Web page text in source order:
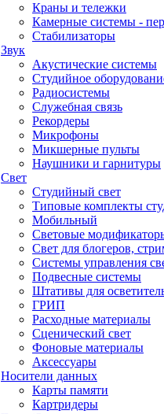
Краны и тележки
Камерные системы -
Стабилизаторы
Звук
Акустические системы
Студийное
Радиосистемы
Служебная связь
Рекордеры
Микрофоны
Микшерные пульты
Наушники и гарнитуры
Свет
Студийный свет
Типовые комплекты
Мобильный
Световые
Свет для блогеров,
Системы управления
Подвесные системы
Штативы для
ГРИП
Расходные материалы
Сценический свет
Фоновые материалы
Аксессуары
Носители данных
Карты памяти
Картридеры